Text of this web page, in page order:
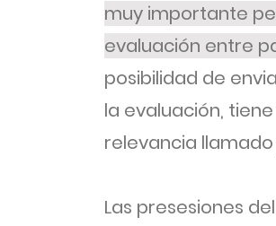
muy importante
evaluación entre
posibilidad de
la evaluación,
relevancia
Las presesiones